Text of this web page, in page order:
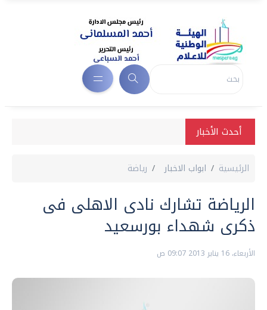
أحدث الأخبار
الرئيسية ابواب الاخبار رياضة
الرياضة تشارك نادى الاهلى فى
ذكرى شهداء بورسعيد
الأربعاء، 16 يناير 2013 09:07 ص